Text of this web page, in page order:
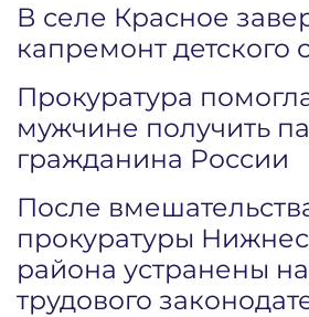
В селе Красное
капремонт детского
Прокуратура
мужчине получить
гражданина России
После
прокуратуры
района устранены
трудового